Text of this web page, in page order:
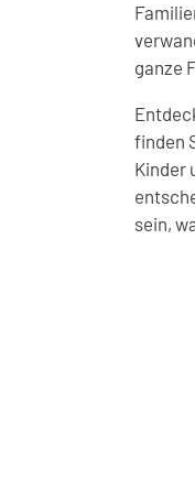
ganze
finden
Kinder
sein,